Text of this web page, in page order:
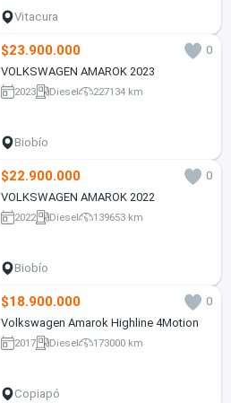
Vitacura
$23.900.000
0
VOLKSWAGEN AMAROK 2023
2023 Diesel 227134 km
Biobío
$22.900.000
0
VOLKSWAGEN AMAROK 2022
2022 Diesel 139653 km
Biobío
$18.900.000
0
Volkswagen Amarok Highline 4Motion
2017 Diesel 173000 km
Copiapó